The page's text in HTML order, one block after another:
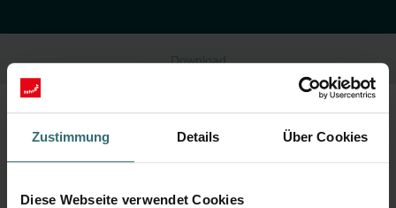
Zustimmung Details Über Cookies
Diese Webseite verwendet Cookies
Download
I deumidificatori Dew sono un sistema di deumidificazione a
ricircolo con circuito frigorifero, con immissione di aria
deumidificata in ambiente. Zehnder Dew è progettato, realizzato e